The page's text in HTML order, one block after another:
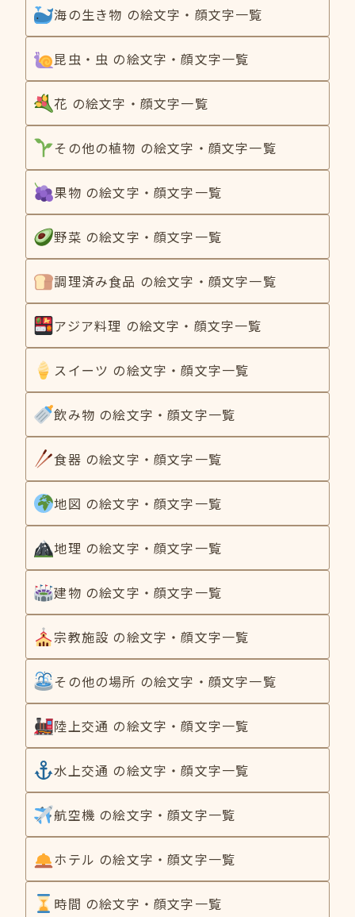
海の生き物 の絵文字・顔文字一覧
昆虫・虫 の絵文字・顔文字一覧
花 の絵文字・顔文字一覧
その他の植物 の絵文字・顔文字一覧
果物 の絵文字・顔文字一覧
野菜 の絵文字・顔文字一覧
調理済み食品 の絵文字・顔文字一覧
アジア料理 の絵文字・顔文字一覧
スイーツ の絵文字・顔文字一覧
飲み物 の絵文字・顔文字一覧
食器 の絵文字・顔文字一覧
地図 の絵文字・顔文字一覧
地理 の絵文字・顔文字一覧
建物 の絵文字・顔文字一覧
宗教施設 の絵文字・顔文字一覧
その他の場所 の絵文字・顔文字一覧
陸上交通 の絵文字・顔文字一覧
水上交通 の絵文字・顔文字一覧
航空機 の絵文字・顔文字一覧
ホテル の絵文字・顔文字一覧
時間 の絵文字・顔文字一覧